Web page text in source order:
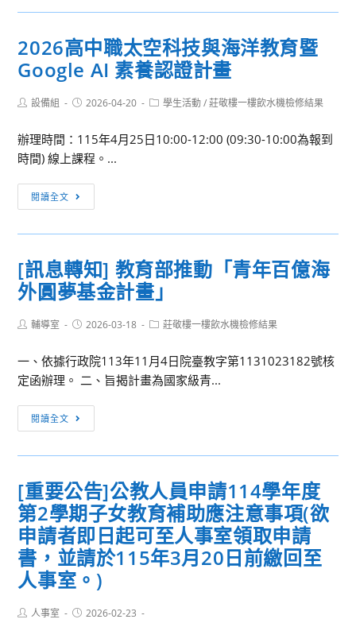
探
新
聞
體
涯
與
提
達
能
力，
本
理
「中
社
2026
營」
轉
國
立
灣
範
大
學
工
學
系
辦
「115
年
智
慧
人
夏
令
營」，
請
惠
公
2026高中職太空科技與海洋教育暨
Google AI 素養認證計畫
Post設備組
Post2026-04-20
Post學生活動 / 莊敬樓一樓飲水機檢修結果
辦理時間：115年4月25日10:00-12:00 (09:30-10:00為報到
時間) 線上課程。...
閱讀全文
高
中
太
空
技
海
洋
教
Google
AI
素
養
認
證
計
畫
[訊息轉知] 教育部推動「青年百億海
外圓夢基金計畫」
Post輔導室
Post2026-03-18
Post莊敬樓一樓飲水機檢修結果
一、依據行政院113年11月4日院臺教字第1131023182號核
定函辦理。 二、旨揭計畫為國家級青...
閱讀全文
息
轉
教
育
部
推
動
「青
[重要公告]公教人員申請114學年度
第2學期子女教育補助應注意事項(欲
申請者即日起可至人事室領取申請
書，並請於115年3月20日前繳回至
人事室。)
Post人事室
Post2026-02-23